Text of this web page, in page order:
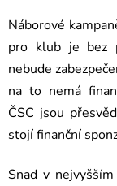
Náborové
pro klub je bez
nebude
na to nemá
ČSC jsou
stojí finanční
Snad v